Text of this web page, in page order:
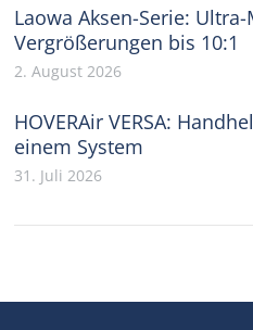
Laowa Aksen-Serie:
Vergrößerungen bis 10:1
2. August 2026
HOVERAir VERSA:
einem System
31. Juli 2026